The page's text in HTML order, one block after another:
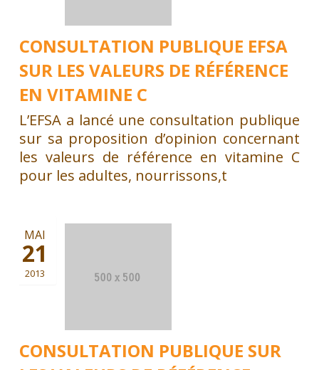
CONSULTATION PUBLIQUE EFSA
SUR LES VALEURS DE RÉFÉRENCE
EN VITAMINE C
L’EFSA a lancé une consultation publique
sur sa proposition d’opinion concernant
les valeurs de référence en vitamine C
pour les adultes, nourrissons,t
CONSULTATION PUBLIQUE SUR
MAI
21
2013